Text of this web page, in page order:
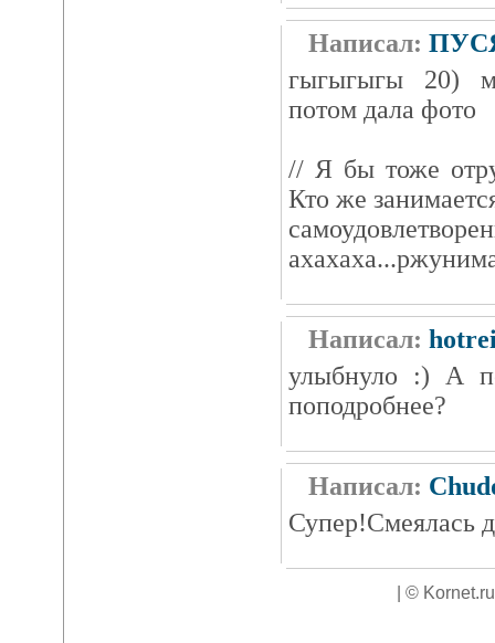
Написал:
гыгыгыгы 20)
потом дала фото
// Я бы тоже
Кто же
Написал:
улыбнуло :) А
поподробнее?
Написал:
Супер!Смеялась
| ©